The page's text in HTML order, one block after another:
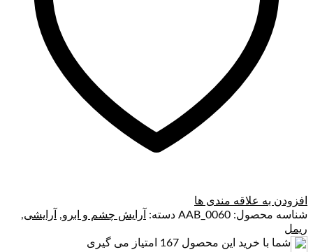
افزودن به علاقه مندی ها
شناسه محصول: AAB_0060 دسته: آرایش چشم و ابرو, آرایشی,
ریمل
شما با خرید این محصول 167 امتیاز می گیری